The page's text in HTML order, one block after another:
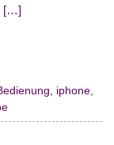
[…]
, iphone,